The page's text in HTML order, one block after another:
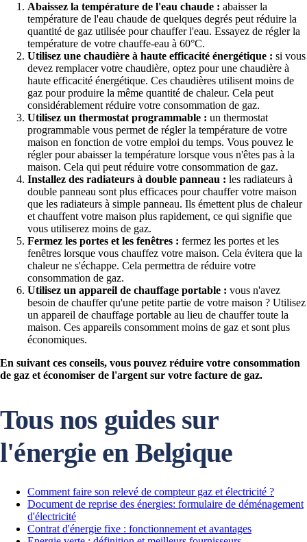
Abaissez la température de l'eau chaude : abaisser la
température de l'eau chaude de quelques degrés peut réduire la
quantité de gaz utilisée pour chauffer l'eau. Essayez de régler la
température de votre chauffe-eau à 60°C.
Utilisez une chaudière à haute efficacité énergétique : si vous
devez remplacer votre chaudière, optez pour une chaudière à
haute efficacité énergétique. Ces chaudières utilisent moins de
gaz pour produire la même quantité de chaleur. Cela peut
considérablement réduire votre consommation de gaz.
Utilisez un thermostat programmable : un thermostat
programmable vous permet de régler la température de votre
maison en fonction de votre emploi du temps. Vous pouvez le
régler pour abaisser la température lorsque vous n'êtes pas à la
maison. Cela qui peut réduire votre consommation de gaz.
Installez des radiateurs à double panneau : les radiateurs à
double panneau sont plus efficaces pour chauffer votre maison
que les radiateurs à simple panneau. Ils émettent plus de chaleur
et chauffent votre maison plus rapidement, ce qui signifie que
vous utiliserez moins de gaz.
Fermez les portes et les fenêtres : fermez les portes et les
fenêtres lorsque vous chauffez votre maison. Cela évitera que la
chaleur ne s'échappe. Cela permettra de réduire votre
consommation de gaz.
Utilisez un appareil de chauffage portable : vous n'avez
besoin de chauffer qu'une petite partie de votre maison ? Utilisez
un appareil de chauffage portable au lieu de chauffer toute la
maison. Ces appareils consomment moins de gaz et sont plus
économiques.
En suivant ces conseils, vous pouvez réduire votre consommation
de gaz et économiser de l'argent sur votre facture de gaz.
Tous nos guides sur
l'énergie en Belgique
Comment faire son relevé de compteur gaz et électricité ?
Document de reprise des énergies: formulaire de déménagement
d'électricité
Contrat d'énergie fixe : fonctionnement et avantages